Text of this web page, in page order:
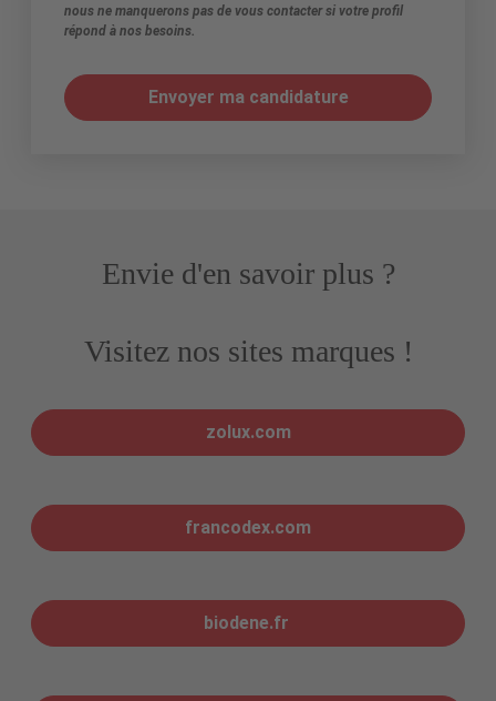
nous ne manquerons pas de vous contacter si votre profil
répond à nos besoins.
Envoyer ma candidature
Envie d'en savoir plus ?
Visitez nos sites marques !
zolux.com
francodex.com
biodene.fr